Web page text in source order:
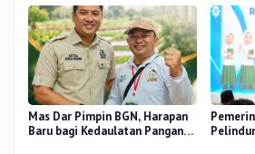
Mas Dar Pimpin BGN, Harapan
Baru bagi Kedaulatan Pangan